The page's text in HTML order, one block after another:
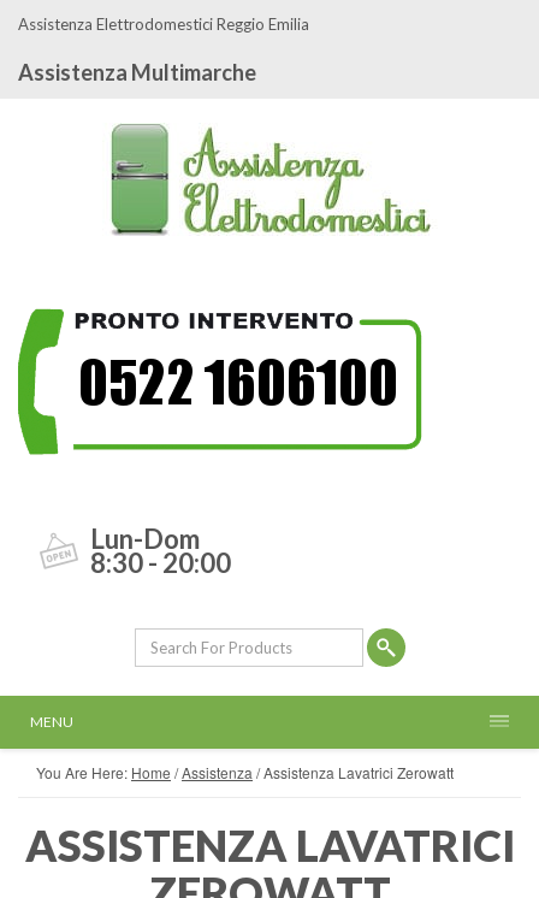
Assistenza Elettrodomestici Reggio Emilia
Assistenza Multimarche
Lun-Dom
8:30 - 20:00
MENU
You Are Here: Home /Assistenza /Assistenza Lavatrici Zerowatt
ASSISTENZA LAVATRICI